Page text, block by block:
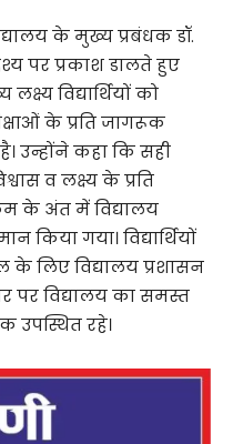
के मुख्य प्रबंधक डॉ.
पर प्रकाश डालते हुए
विद्यार्थियों को
के प्रति जागरूक
उन्होंने कहा कि सही
व लक्ष्य के प्रति
के अंत में विद्यालय
किया गया। विद्यार्थियों
लिए विद्यालय प्रशासन
पर विद्यालय का समस्त
उपस्थित रहे।